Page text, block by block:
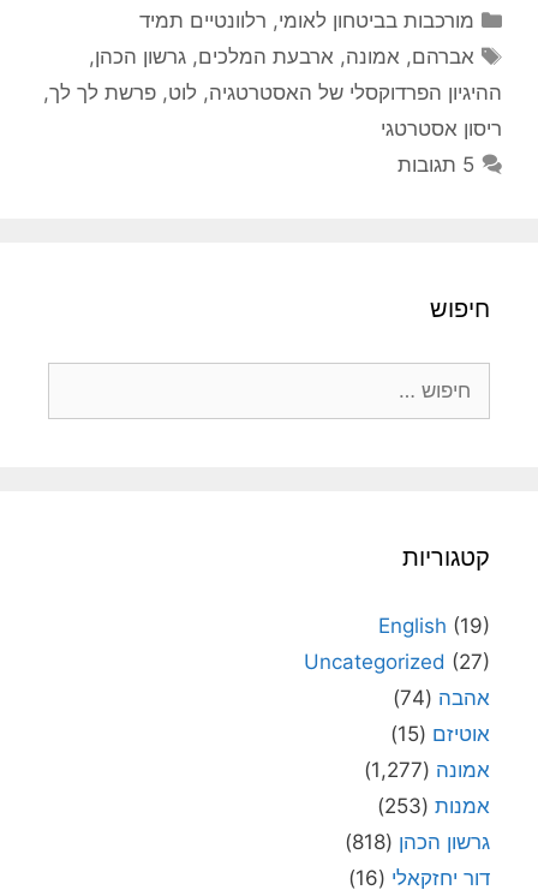
קטגוריות
מורכבות בביטחון לאומי, רלוונטיים תמיד
תגיות
אברהם, אמונה, ארבעת המלכים,גרשון הכהן,
ההיגיון הפרדוקסלי של האסטרטגיה, לוט, פרשת לך לך,
ריסון אסטרטגי
5 תגובות
חיפוש
קטגוריות
English (19)
Uncategorized (27)
אהבה (74)
אוטיזם (15)
אמונה (1,277)
אמנות (253)
גרשון הכהן (818)
דור יחזקאלי (16)